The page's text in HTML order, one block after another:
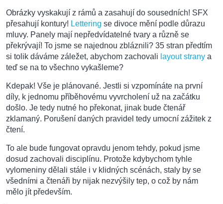
Obrázky vyskakují z rámů a zasahují do sousedních! SFX
přesahují kontury! Lettering se divoce mění podle důrazu
mluvy. Panely mají nepředvídatelné tvary a různě se
překrývají! To jsme se najednou zbláznili? 35 stran předtím
si tolik dáváme záležet, abychom zachovali layout strany a
teď se na to všechno vykašleme?
Kdepak! Vše je plánované. Jestli si vzpomínáte na první
díly, k jednomu příběhovému vyvrcholení už na začátku
došlo. Je tedy nutné ho překonat, jinak bude čtenář
zklamaný. Porušení daných pravidel tedy umocní zážitek z
čtení.
To ale bude fungovat opravdu jenom tehdy, pokud jsme
dosud zachovali disciplínu. Protože kdybychom tyhle
vylomeniny dělali stále i v klidných scénách, staly by se
všedními a čtenáři by nijak nezvýšily tep, o což by nám
mělo jít především.